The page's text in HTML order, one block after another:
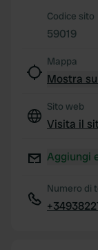
Codice sito
59019
Mappa
Mostra
Sito web
Visita il
Aggiungi
Numero di